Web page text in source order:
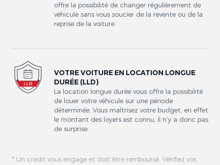
offre la possibilité de changer régulièrement de
véhicule sans vous soucier de la revente ou de la
reprise de la voiture.
VOTRE VOITURE EN LOCATION LONGUE
DURÉE (LLD)
La location longue durée vous offre la possibilité
de louer votre véhicule sur une période
déterminée. Vous maîtrisez votre budget, en effet
le montant des loyers est connu, il n’y a donc pas
de surprise.
* Un crédit vous engage et doit être remboursé. Vérifiez vos